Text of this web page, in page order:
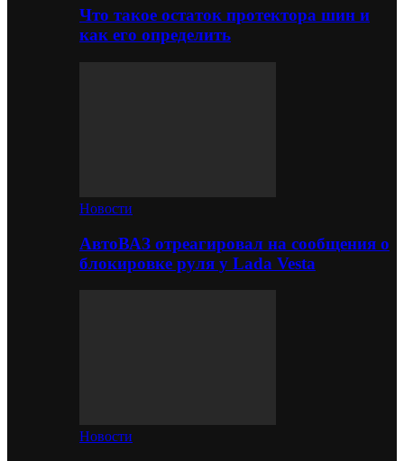
Что такое остаток протектора шин и
как его определить
Новости
АвтоВАЗ отреагировал на сообщения о
блокировке руля у Lada Vesta
Новости